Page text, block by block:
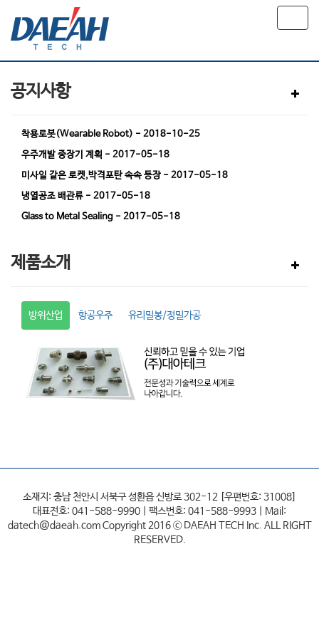
공지사항
착용로봇(Wearable Robot) - 2018-10-25
우주개발 중장기 계획 - 2017-05-18
미사일 같은 로켓,박격포탄 속속 등장 - 2017-05-18
냉열공조 배관류 - 2017-05-18
Glass to Metal Sealing - 2017-05-18
제품소개
방위산업 항공우주 유리밀봉/정밀가공
소재지: 충남 천안시 서북구 성환읍 신방로 302-12 [우편번호: 31008]
대표전호: 041-588-9990 | 팩스번호: 041-588-9993 | Mail:
datech@daeah.com Copyright 2016 ⓒ DAEAH TECH Inc. ALL RIGHT
RESERVED.